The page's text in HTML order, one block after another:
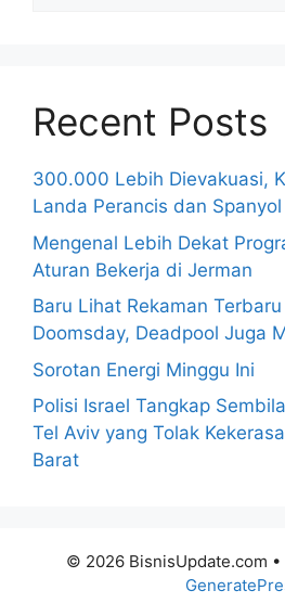
Recent Posts
300.000 Lebih Dievakuasi,
Landa Perancis dan Spanyol
Mengenal Lebih Dekat
Aturan Bekerja di Jerman
Baru Lihat Rekaman
Doomsday, Deadpool Juga
Sorotan Energi Minggu Ini
Polisi Israel Tangkap
Tel Aviv yang Tolak
Barat
© 2026 BisnisUpdate.com